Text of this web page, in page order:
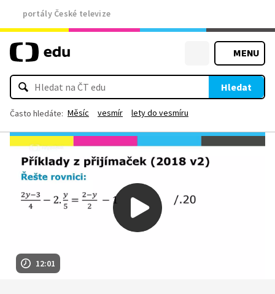
portály České televize
MENU
Hledat
Často hledáte: Měsíc vesmír lety do vesmíru
12:01